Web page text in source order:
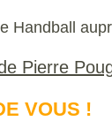
Handball
Pierre
VOUS !